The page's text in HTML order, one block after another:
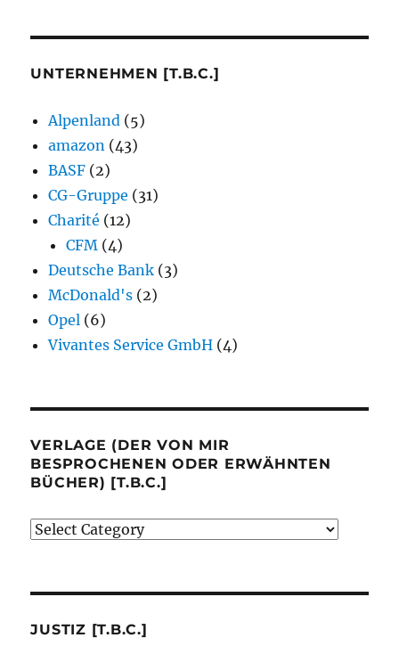
UNTERNEHMEN [T.B.C.]
Alpenland (5)
amazon (43)
BASF (2)
CG-Gruppe (31)
Charité (12)
CFM (4)
Deutsche Bank (3)
McDonald's (2)
Opel (6)
Vivantes Service GmbH (4)
VERLAGE (DER VON MIR
BESPROCHENEN ODER ERWÄHNTEN
BÜCHER) [T.B.C.]
Verlage
besprochenen
JUSTIZ [T.B.C.]